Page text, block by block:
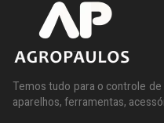
Temos tudo para o controle
aparelhos, ferramentas,